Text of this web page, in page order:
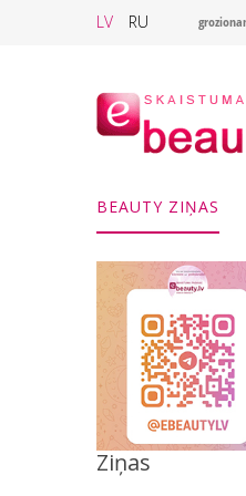
LV RU
BEAUTY ZIŅAS
Ziņas